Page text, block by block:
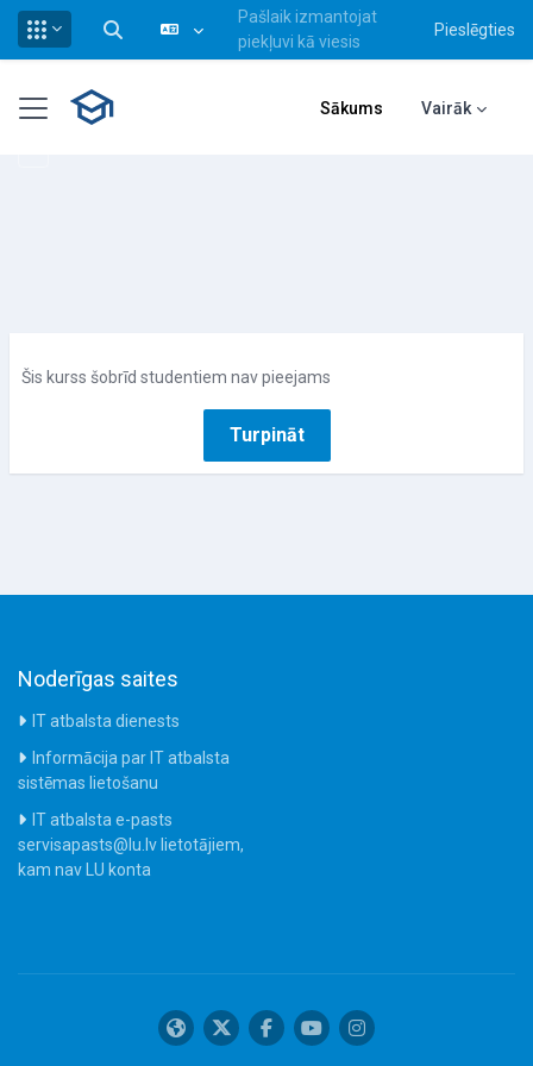
Pārslēgt meklēšanas ievadi
Pašlaik izmantojat
piekļuvi kā viesis
Pieslēgties
Sānu panelis Sākums Vairāk
Šis kurss šobrīd studentiem nav pieejams
Turpināt
Noderīgas saites
IT atbalsta dienests
Informācija par IT atbalsta
sistēmas lietošanu
IT atbalsta e-pasts
servisapasts@lu.lv lietotājiem,
kam nav LU konta